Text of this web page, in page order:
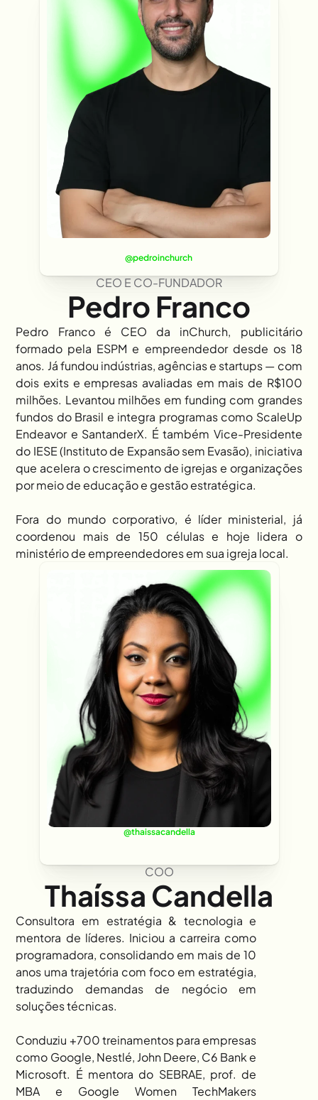
@pedroinchurch
CEO E CO-FUNDADOR
Pedro Franco
Pedro Franco é CEO da inChurch, publicitário
formado pela ESPM e empreendedor desde os 18
anos. Já fundou indústrias, agências e startups — com
dois exits e empresas avaliadas em mais de R$100
milhões. Levantou milhões em funding com grandes
fundos do Brasil e integra programas como ScaleUp
Endeavor e SantanderX. É também Vice-Presidente
do IESE (Instituto de Expansão sem Evasão), iniciativa
que acelera o crescimento de igrejas e organizações
por meio de educação e gestão estratégica.
Fora do mundo corporativo, é líder ministerial, já
coordenou mais de 150 células e hoje lidera o
ministério de empreendedores em sua igreja local.
COO
Thaíssa Candella
Consultora em estratégia & tecnologia e
mentora de líderes. Iniciou a carreira como
programadora, consolidando em mais de 10
anos uma trajetória com foco em estratégia,
traduzindo demandas de negócio em
soluções técnicas.
Conduziu +700 treinamentos para empresas
como Google, Nestlé, John Deere, C6 Bank e
Microsoft. É mentora do SEBRAE, prof. de
MBA e Google Women TechMakers
@thaissacandella